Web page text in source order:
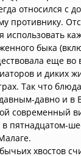
относился с
противнику.
использовать
быка
еще во
и диких
Так что
давно и в
современный
пятнадцатом-
хвостов